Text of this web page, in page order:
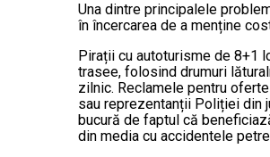
Una dintre principalele
în încercarea de a menține
Pirații cu autoturisme de 8+1
trasee, folosind drumuri
zilnic. Reclamele pentru
sau reprezentanții Poliției din
bucură de faptul că
din media cu accidentele